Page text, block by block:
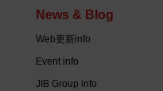
News & Blog
Web更新info
Event info
JIB Group info